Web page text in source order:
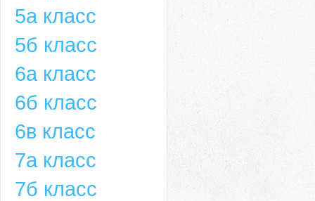
5а класс
5б класс
6а класс
6б класс
6в класс
7а класс
7б класс